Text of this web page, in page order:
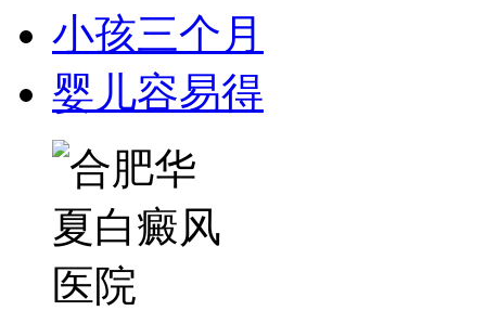
小孩三个月
婴儿容易得